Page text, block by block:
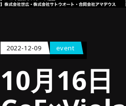
2022-12-09 event
10月16日